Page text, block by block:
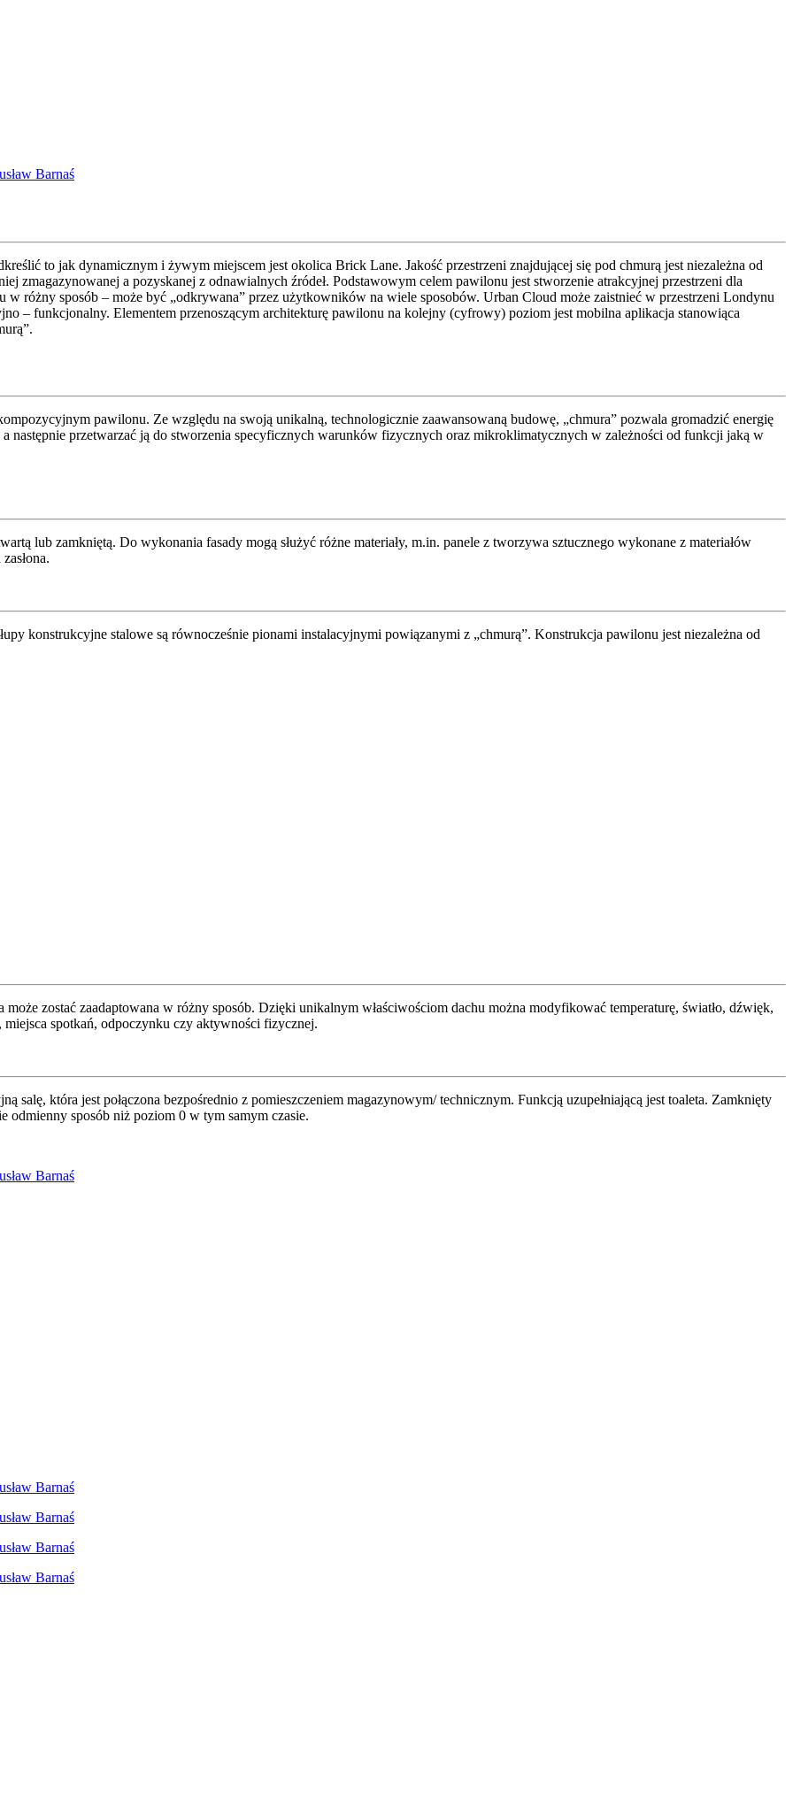
to jak dynamicznym i żywym miejscem jest okolica Brick Lane. Jakość przestrzeni znajdującej się pod chmurą jest niezależna od
zmagazynowanej a pozyskanej z odnawialnych źródeł. Podstawowym celem pawilonu jest stworzenie atrakcyjnej przestrzeni dla
w różny sposób – może być „odkrywana” przez użytkowników na wiele sposobów. Urban Cloud może zaistnieć w przestrzeni Londynu
– funkcjonalny. Elementem przenoszącym architekturę pawilonu na kolejny (cyfrowy) poziom jest mobilna aplikacja stanowiąca
pawilonu. Ze względu na swoją unikalną, technologicznie zaawansowaną budowę, „chmura” pozwala gromadzić energię
a następnie przetwarzać ją do stworzenia specyficznych warunków fizycznych oraz mikroklimatycznych w zależności od funkcji jaką w
lub zamkniętą. Do wykonania fasady mogą służyć różne materiały, m.in. panele z tworzywa sztucznego wykonane z materiałów
konstrukcyjne stalowe są równocześnie pionami instalacyjnymi powiązanymi z „chmurą”. Konstrukcja pawilonu jest niezależna od
zostać zaadaptowana w różny sposób. Dzięki unikalnym właściwościom dachu można modyfikować temperaturę, światło, dźwięk,
spotkań, odpoczynku czy aktywności fizycznej.
salę, która jest połączona bezpośrednio z pomieszczeniem magazynowym/ technicznym. Funkcją uzupełniającą jest toaleta. Zamknięty
odmienny sposób niż poziom 0 w tym samym czasie.